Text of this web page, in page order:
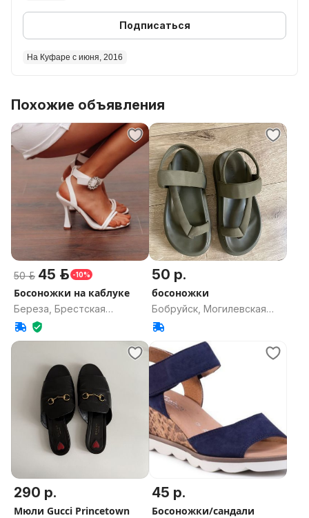
Подписаться
На Куфаре с июня, 2016
Похожие объявления
50 р. 45 р. -10%
Босоножки на каблуке
Береза, Брестская
область
50 р.
босоножки
Бобруйск, Могилевская
область
290 р.
Мюли Gucci Princetown
45 р.
Босоножки/сандали